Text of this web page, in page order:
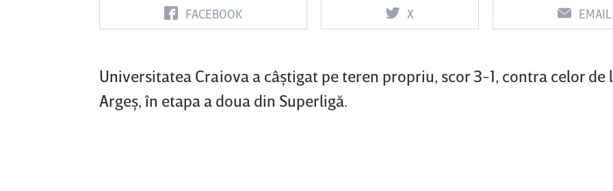
FACEBOOK X EMAIL
Universitatea Craiova a câştigat pe teren propriu, scor 3-1, contra celor de
Argeş, în etapa a doua din Superligă.
Hunedoara